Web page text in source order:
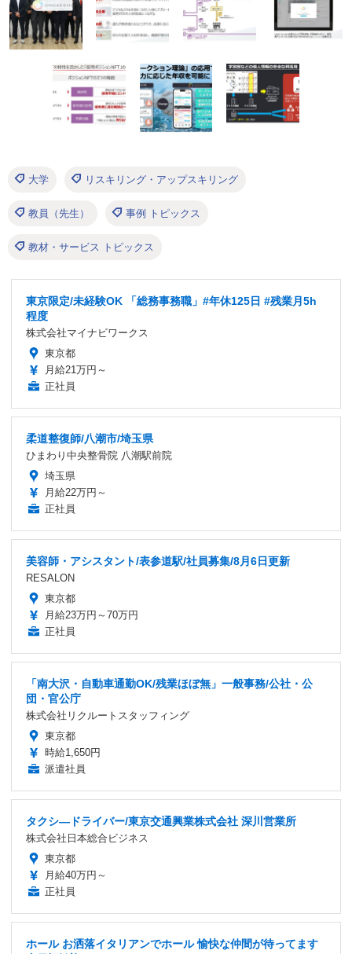
大学 リスキリング・アップスキリング
教員（先生） 事例 トピックス
教材・サービス トピックス
東京限定/未経験OK 「総務事務職」#年休125日 #残業月5h
程度
株式会社マイナビワークス
東京都
月給21万円～
正社員
柔道整復師/八潮市/埼玉県
ひまわり中央整骨院 八潮駅前院
埼玉県
月給22万円～
正社員
美容師・アシスタント/表参道駅/社員募集/8月6日更新
RESALON
東京都
月給23万円～70万円
正社員
「南大沢・自動車通勤OK/残業ほぼ無」一般事務/公社・公
団・官公庁
株式会社リクルートスタッフィング
東京都
時給1,650円
派遣社員
タクシ―ドライバー/東京交通興業株式会社 深川営業所
株式会社日本総合ビジネス
東京都
月給40万円～
正社員
ホール お洒落イタリアンでホール 愉快な仲間が待ってます